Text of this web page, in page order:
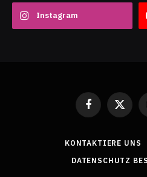
Instagram
Facebook
X
KONTAKTIERE UNS
DATENSCHUTZ